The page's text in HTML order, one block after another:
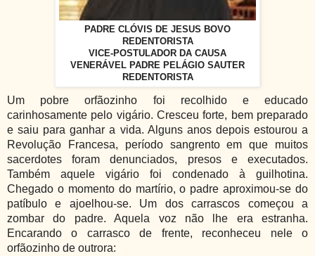
PADRE CLÓVIS DE JESUS BOVO
REDENTORISTA
VICE-POSTULADOR DA CAUSA
VENERÁVEL PADRE PELÁGIO SAUTER
REDENTORISTA
Um pobre orfãozinho foi recolhido e educado
carinhosamente pelo vigário. Cresceu forte, bem preparado
e saiu para ganhar a vida. Alguns anos depois estourou a
Revolução Francesa, período sangrento em que muitos
sacerdotes foram denunciados, presos e executados.
Também aquele vigário foi condenado à guilhotina.
Chegado o momento do martírio, o padre aproximou-se do
patíbulo e ajoelhou-se. Um dos carrascos começou a
zombar do padre. Aquela voz não lhe era estranha.
Encarando o carrasco de frente, reconheceu nele o
orfãozinho de outrora: